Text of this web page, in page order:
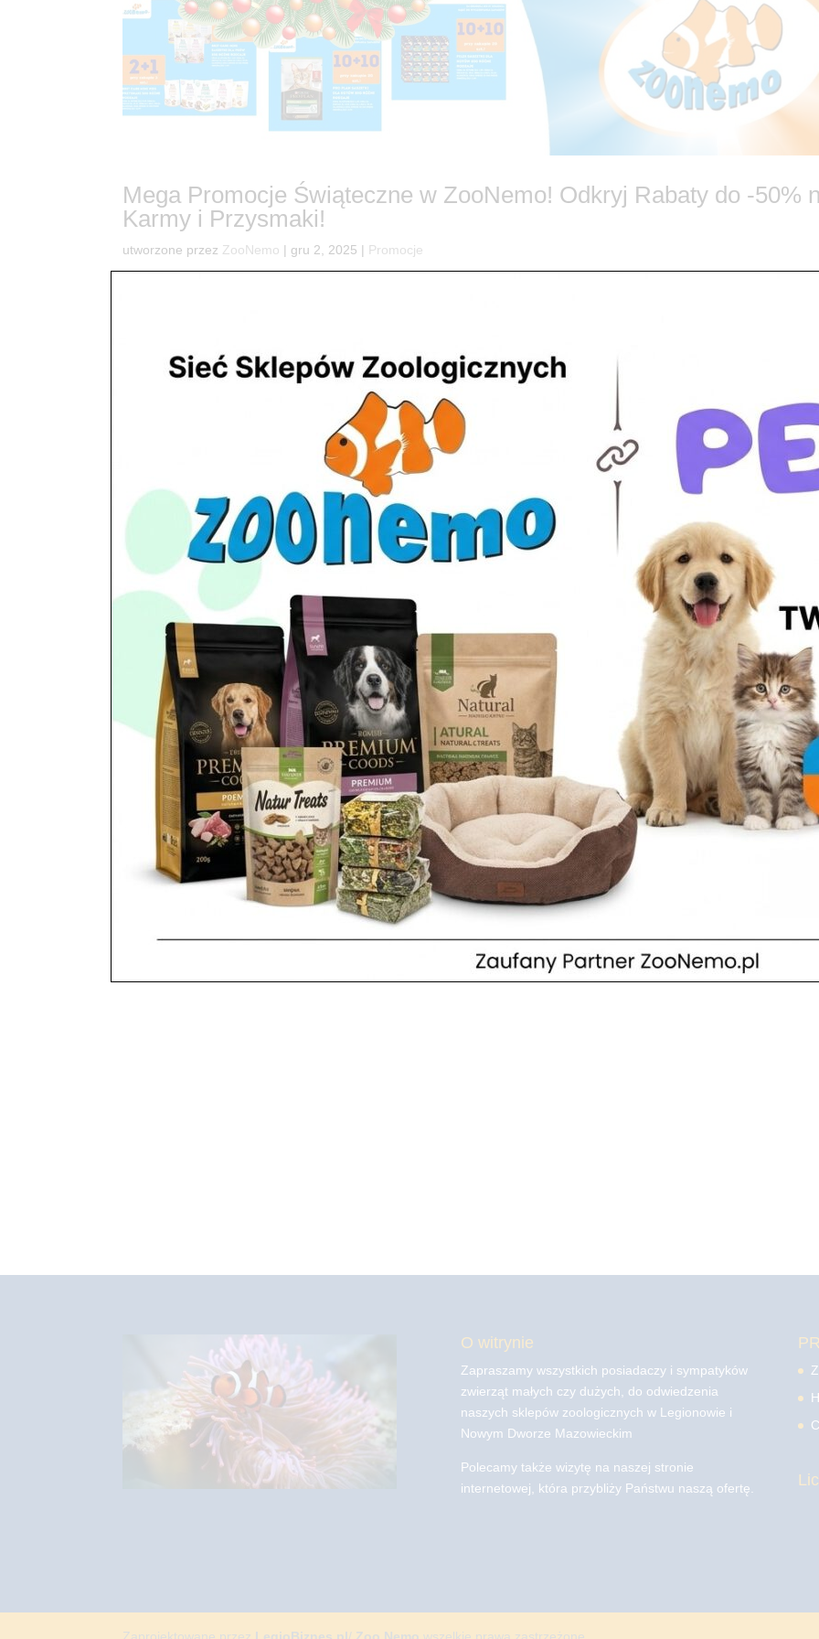
Mega Promocje Świąteczne w ZooNemo! Odkryj Rabaty do -50%
Karmy i Przysmaki!
utworzone przez ZooNemo | gru 2, 2025 | Promocje
O witrynie
Zapraszamy wszystkich posiadaczy i sympatyków
zwierząt małych czy dużych, do odwiedzenia
naszych sklepów zoologicznych w Legionowie i
Nowym Dworze Mazowieckim
Polecamy także wizytę na naszej stronie
internetowej, która przybliży Państwu naszą ofertę.